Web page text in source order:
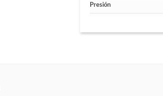
Presión